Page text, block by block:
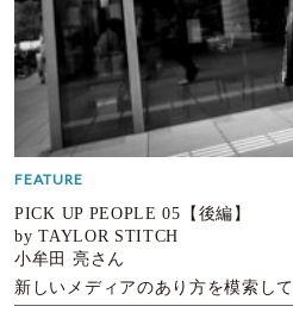
FEATURE
PICK UP PEOPLE 05【後編】
by TAYLOR STITCH
小牟田 亮さん
新しいメディアのあり方を模索して